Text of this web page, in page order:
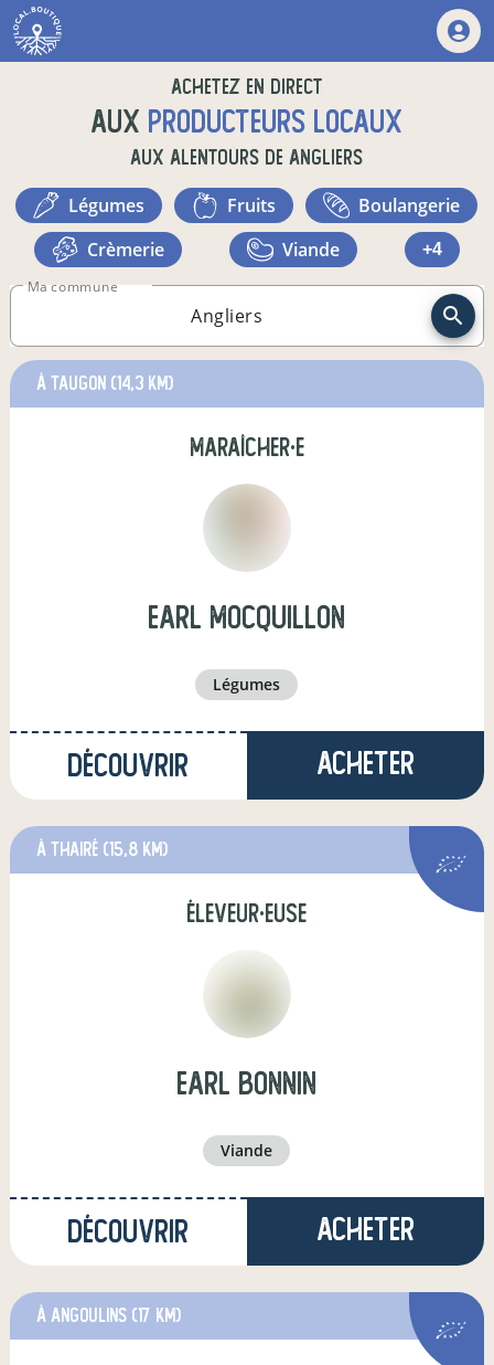
Achetez en direct
auxproducteurs locaux
aux alentours de Angliers
légumes fruits
boulangerie
crèmerie
viande +4
Ma commune
à Taugon (14,3 km)
maraîcher·e
EARL MOCQUILLON
légumes
Découvrir Acheter
à Thairé (15,8 km)
éleveur·euse
earl bonnin
viande
Découvrir Acheter
à Angoulins (17 km)